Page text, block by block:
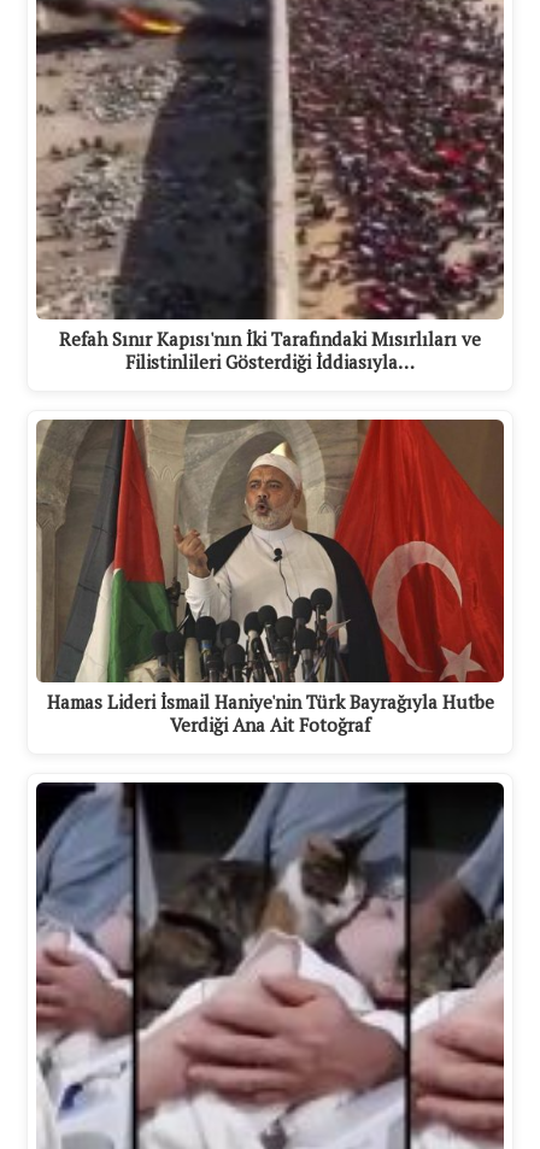
Refah Sınır Kapısı'nın İki Tarafındaki Mısırlıları ve
Filistinlileri Gösterdiği İddiasıyla…
Hamas Lideri İsmail Haniye'nin Türk Bayrağıyla Hutbe
Verdiği Ana Ait Fotoğraf